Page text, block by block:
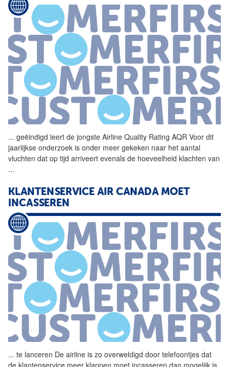
... geëindigd leert de jongste Airline Quality Rating AQR Voor dit
jaarlijkse onderzoek is onder meer gekeken naar het aantal
vluchten dat op tijd arriveert evenals de hoeveelheid klachten van
...
KLANTENSERVICE AIR CANADA MOET
INCASSEREN
... te lanceren De airline is zo overweldigd door telefoontjes dat